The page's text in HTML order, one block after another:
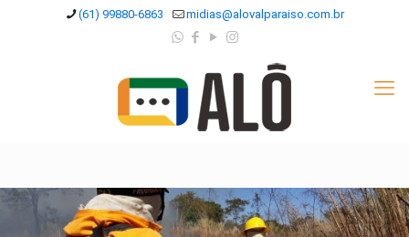
(61) 99880-6863 midias@alovalparaiso.com.br